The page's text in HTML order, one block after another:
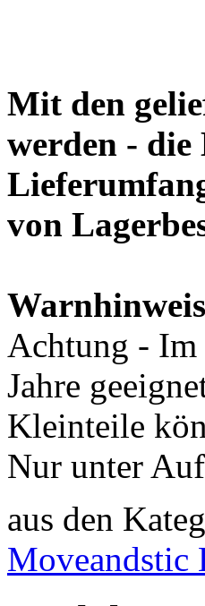
Mit den
werden -
von
Achtung -
Jahre
Kleinteile
Nur unter
aus den
Moveandstic